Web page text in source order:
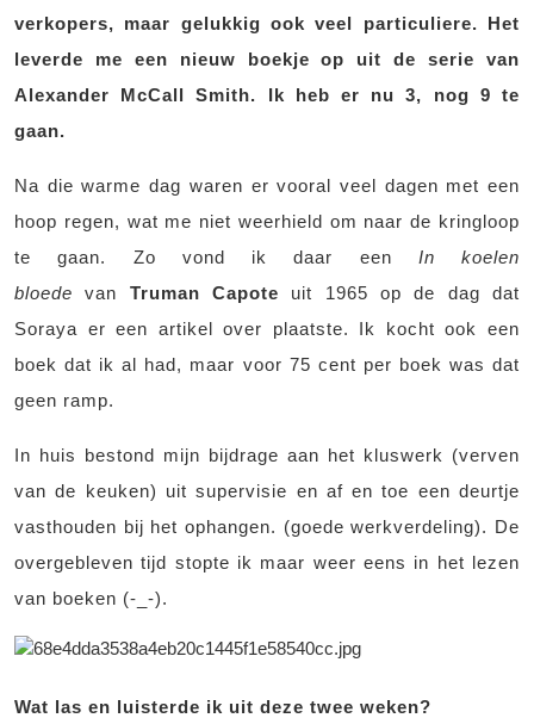
verkopers, maar gelukkig ook veel particuliere. Het
leverde me een nieuw boekje op uit de serie van
Alexander McCall Smith. Ik heb er nu 3, nog 9 te
gaan.
Na die warme dag waren er vooral veel dagen met een
hoop regen, wat me niet weerhield om naar de kringloop
te gaan. Zo vond ik daar een In koelen
bloede van Truman Capote uit 1965 op de dag dat
Soraya er een artikel over plaatste. Ik kocht ook een
boek dat ik al had, maar voor 75 cent per boek was dat
geen ramp.
In huis bestond mijn bijdrage aan het kluswerk (verven
van de keuken) uit supervisie en af en toe een deurtje
vasthouden bij het ophangen. (goede werkverdeling). De
overgebleven tijd stopte ik maar weer eens in het lezen
van boeken (-_-).
Wat las en luisterde ik uit deze twee weken?